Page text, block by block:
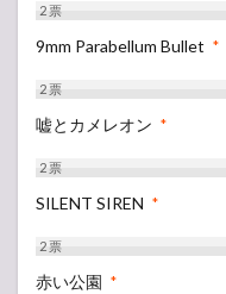
2票
9mm Parabellum Bullet *
2票
嘘とカメレオン *
2票
SILENT SIREN *
2票
赤い公園 *